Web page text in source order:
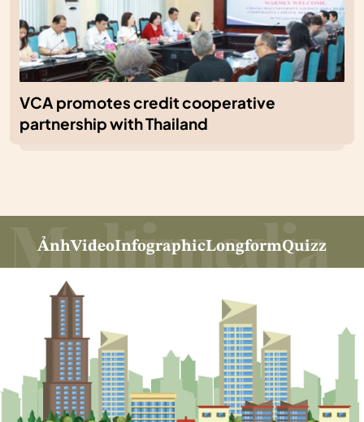
VCA promotes credit cooperative
partnership with Thailand
ẢnhVideoInfographicLongformQuizz